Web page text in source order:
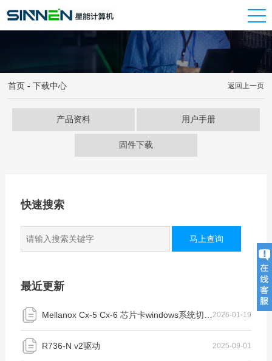
返回上一页
首页 -下载中心
产品资料 用户手册
固件下载
快速搜索
最近更新
2026-01-19
Mellanox Cx-5 Cx-6 芯片卡windows系统切换ETH/IB模式教程
2025-09-01
R736-N v2驱动